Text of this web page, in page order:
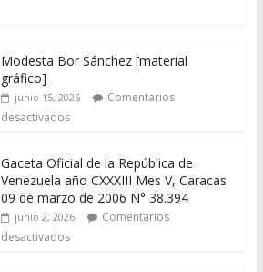
Modesta Bor Sánchez [material
gráfico]
junio 15, 2026
Comentarios
desactivados
Gaceta Oficial de la República de
Venezuela año CXXXIII Mes V, Caracas
09 de marzo de 2006 N° 38.394
junio 2, 2026
Comentarios
desactivados